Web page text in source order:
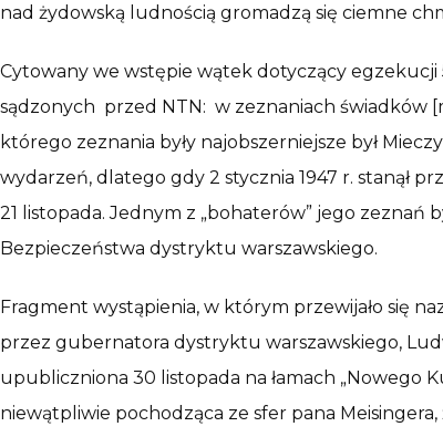
nad żydowską ludnością gromadzą się ciemne
Cytowany we wstępie wątek dotyczący egzekucji
sądzonych przed NTN: w zeznaniach świadków
którego zeznania były najobszerniejsze był
wydarzeń, dlatego gdy 2 stycznia 1947 r. stanął
21 listopada. Jednym z „bohaterów” jego zeznań
Bezpieczeństwa dystryktu warszawskiego.
Fragment wystąpienia, w którym przewijało się
przez gubernatora dystryktu warszawskiego,
upubliczniona 30 listopada na łamach „Nowego
niewątpliwie pochodząca ze sfer pana